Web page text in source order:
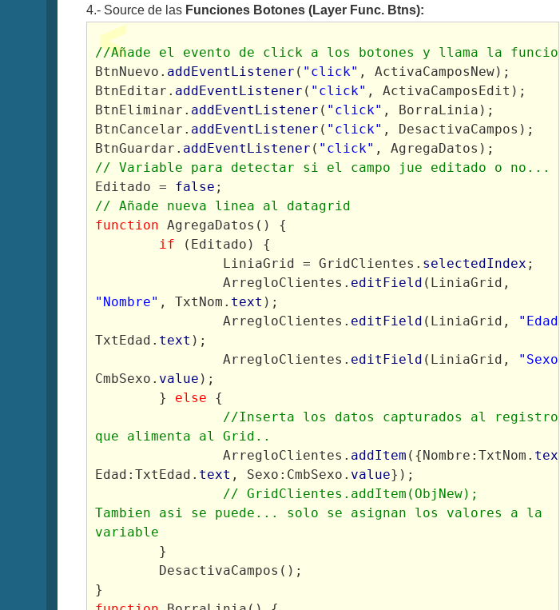
4.- Source de las Funciones Botones (Layer Func. Btns):
//Añade el evento de click a los botones y llama la funcion
BtnNuevo. addEventListener ( "click" , ActivaCamposNew);
BtnEditar. addEventListener ( "click" , ActivaCamposEdit);
BtnEliminar. addEventListener ( "click" , BorraLinia);
BtnCancelar. addEventListener ( "click" , DesactivaCampos);
BtnGuardar. addEventListener ( "click" , AgregaDatos);
// Variable para detectar si el campo jue editado o no...
Editado = false ;
// Añade nueva linea al datagrid
function AgregaDatos() {
if (Editado) {
		LiniaGrid = GridClientes.
selectedIndex ;
		ArregloClientes.
editField
"Nombre" , TxtNom. text );
		ArregloClientes.
editField (LiniaGrid, "Edad"
TxtEdad. text );
		ArregloClientes.
editField (LiniaGrid, "Sexo"
CmbSexo. value );
	}
else {
//Inserta los datos capturados al registro
		ArregloClientes.
addItem ({Nombre:TxtNom. text
Edad:TxtEdad. text , Sexo:CmbSexo. value});
// GridClientes.addItem(ObjNew);
Tambien asi se puede... solo se asignan los valores a la
variable
	}
	DesactivaCampos();
}